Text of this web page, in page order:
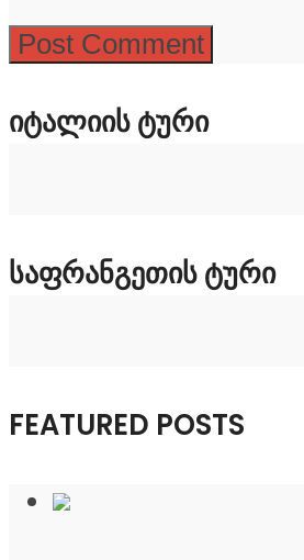
ᲘᲢᲐᲚᲘᲘᲡ ᲢᲣᲠᲘ
ᲡᲐᲤᲠᲐᲜᲒᲔᲗᲘᲡ ᲢᲣᲠᲘ
FEATURED POSTS